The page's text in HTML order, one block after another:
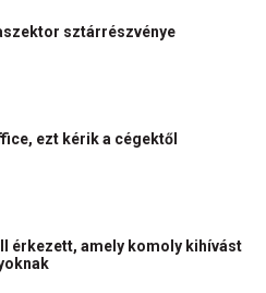
sztárrészvénye
ezt kérik a cégektől
érkezett, amely komoly kihívást